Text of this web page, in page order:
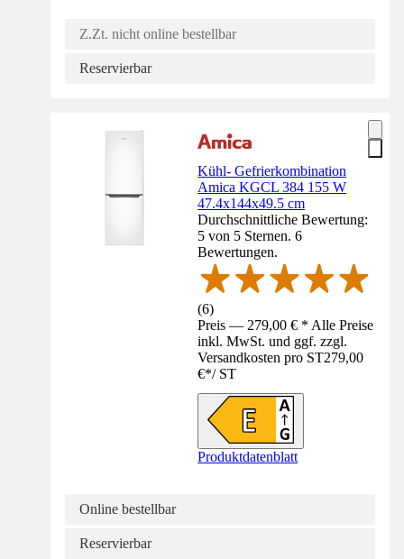
Z.Zt. nicht online bestellbar
Reservierbar
Kühl- Gefrierkombination
Amica KGCL 384 155 W
47.4x144x49.5 cm
Durchschnittliche Bewertung:
5 von 5 Sternen. 6
Bewertungen.
(6)
Preis — 279,00 € * Alle Preise
inkl. MwSt. und ggf. zzgl.
Versandkosten pro ST279,00
€*/ ST
Produktdatenblatt
Online bestellbar
Reservierbar